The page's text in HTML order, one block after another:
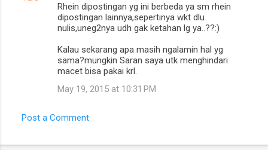
Rhein dipostingan yg ini berbeda ya sm rhein
dipostingan lainnya,sepertinya wkt dlu
nulis,uneg2nya udh gak ketahan lg ya..??:)
Kalau sekarang apa masih ngalamin hal yg
sama?mungkin Saran saya utk menghindari
macet bisa pakai krl.
May 19, 2015 at 10:31 PM
Post a Comment